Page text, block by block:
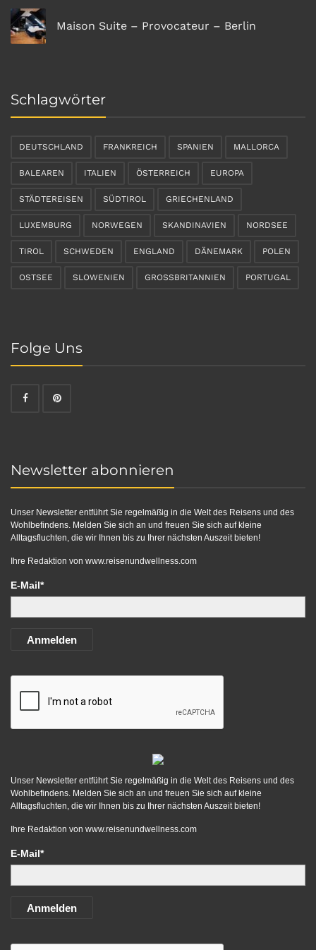
Maison Suite – Provocateur – Berlin
Schlagwörter
DEUTSCHLAND FRANKREICH SPANIEN MALLORCA
BALEAREN ITALIEN ÖSTERREICH EUROPA
STÄDTEREISEN SÜDTIROL GRIECHENLAND
LUXEMBURG NORWEGEN SKANDINAVIEN NORDSEE
TIROL SCHWEDEN ENGLAND DÄNEMARK POLEN
OSTSEE SLOWENIEN GROSSBRITANNIEN PORTUGAL
Folge Uns
Newsletter abonnieren
Unser Newsletter entführt Sie regelmäßig in die Welt des Reisens und des
Wohlbefindens. Melden Sie sich an und freuen Sie sich auf kleine
Alltagsfluchten, die wir Ihnen bis zu Ihrer nächsten Auszeit bieten!
Ihre Redaktion von www.reisenundwellness.com
E-Mail*
Anmelden
Unser Newsletter entführt Sie regelmäßig in die Welt des Reisens und des
Wohlbefindens. Melden Sie sich an und freuen Sie sich auf kleine
Alltagsfluchten, die wir Ihnen bis zu Ihrer nächsten Auszeit bieten!
Ihre Redaktion von www.reisenundwellness.com
E-Mail*
Anmelden